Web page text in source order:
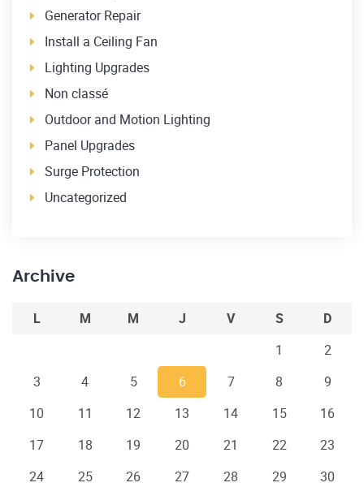
Generator Repair
Install a Ceiling Fan
Lighting Upgrades
Non classé
Outdoor and Motion Lighting
Panel Upgrades
Surge Protection
Uncategorized
Archive
L M M J V S
D
1
2
3
4 5 6 7 8
9
10
11 12 13 14 15
16
17
18 19 20 21 22
23
24
25 26 27 28 29
30